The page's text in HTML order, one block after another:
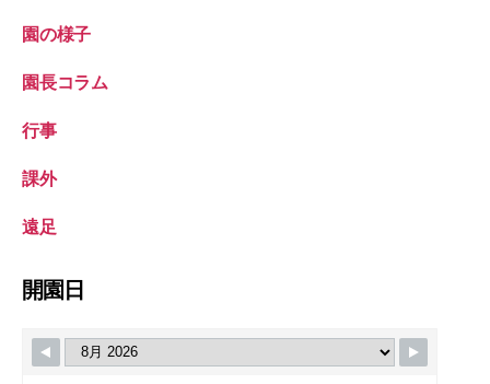
園の様子
園長コラム
行事
課外
遠足
開園日